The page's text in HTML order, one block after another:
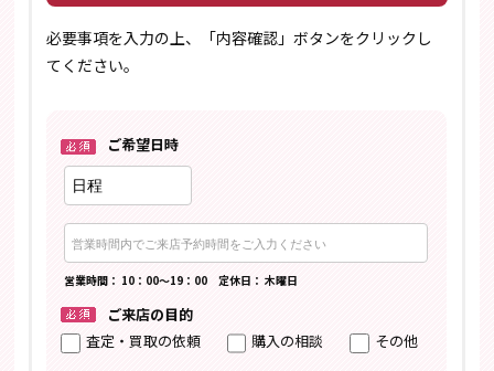
必要事項を入力の上、「内容確認」ボタンをクリックし
てください。
ご希望日時
営業時間： 10：00～19：00 定休日： 木曜日
ご来店の目的
査定・買取の依頼
購入の相談 その他